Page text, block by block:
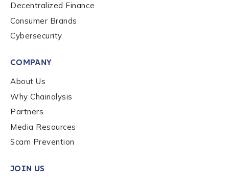
*
Role Function
*
Role Level
Organization Type
Decentralized Finance
Consumer Brands
Cybersecurity
COMPANY
About Us
Why Chainalysis
Partners
Media Resources
Scam Prevention
JOIN US